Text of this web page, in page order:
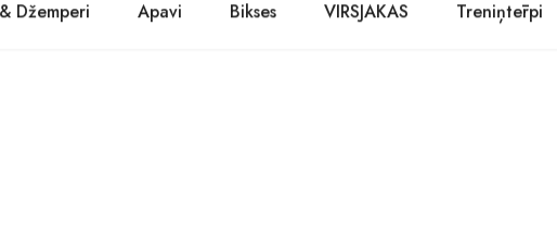
PASŪTĪT TŪLĪT! Prece tiks piegādāta 1-3 dienu laikā.
Džemperi Apavi Bikses VIRSJAKAS Treniņtērpi